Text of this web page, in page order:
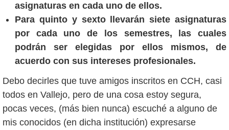
asignaturas en cada uno de ellos.
Para quinto y sexto llevarán siete asignaturas
por cada uno de los semestres, las cuales
podrán ser elegidas por ellos mismos, de
acuerdo con sus intereses profesionales.
Debo decirles que tuve amigos inscritos en CCH, casi
todos en Vallejo, pero de una cosa estoy segura,
pocas veces, (más bien nunca) escuché a alguno de
mis conocidos (en dicha institución) expresarse